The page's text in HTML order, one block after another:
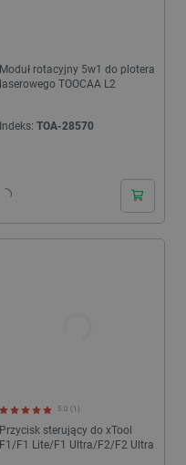
Moduł rotacyjny 5w1 do plotera
laserowego TOOCAA L2
Indeks: TOA-28570
Przycisk sterujący do xTool
F1/F1 Lite/F1 Ultra/F2/F2 Ultra
5.0 (1)